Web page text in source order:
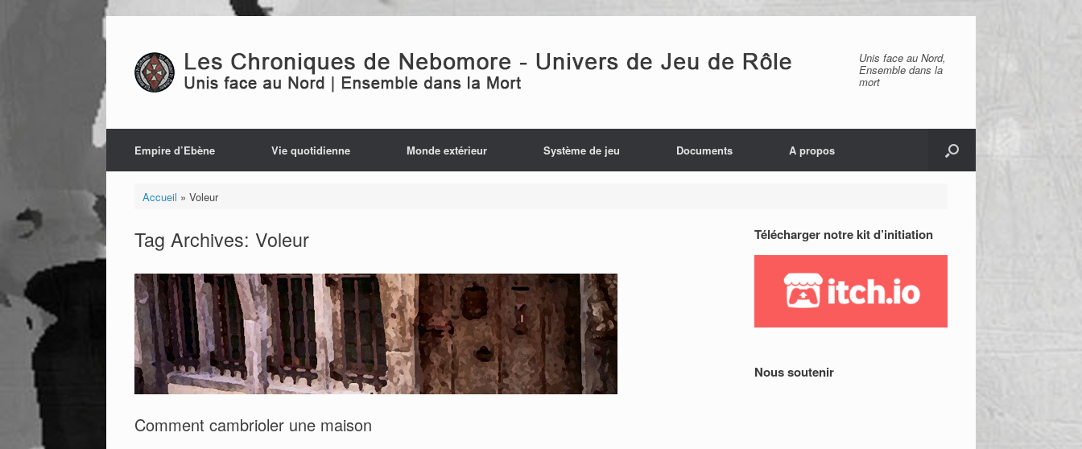
Skip
to
Unis face au Nord,
Ensemble dans la
mort
Empire d’Ebène Vie quotidienne Monde extérieur Système de jeu Documents A propos
Accueil » Voleur
Tag Archives: Voleur
Comment cambrioler une maison
Télécharger notre kit d’initiation
Nous soutenir